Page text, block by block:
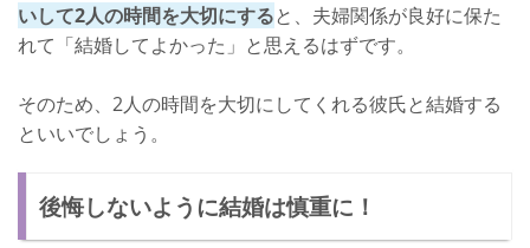
いして2人の時間を大切にすると、夫婦関係が良好に保た
れて「結婚してよかった」と思えるはずです。
そのため、2人の時間を大切にしてくれる彼氏と結婚する
といいでしょう。
後悔しないように結婚は慎重に！